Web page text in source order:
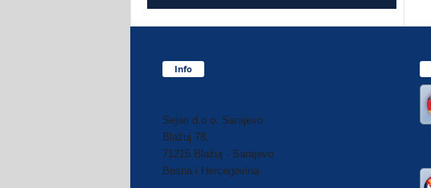
Info
Sejari d.o.o. Sarajevo
Blažuj 78,
71215 Blažuj - Sarajevo
Bosna i Hercegovina